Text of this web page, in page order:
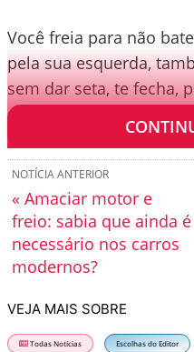
Você freia para não
pela sua esquerda,
sem dar seta, te fecha,
direita, repetindo a
NOTÍCIA ANTERIOR
« Amaciar motor e
freio: sabia que ainda é
necessário nos carros
modernos?
VEJA MAIS SOBRE
Todas Notícias Escolhas do Editor